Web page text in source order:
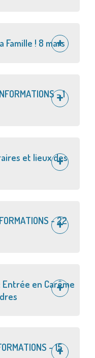
Famille ! 8 mars
- 1
et lieux des
- 22
en Carême
- 15